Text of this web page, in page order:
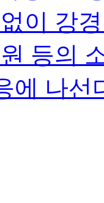
이 강
등의
에 나선